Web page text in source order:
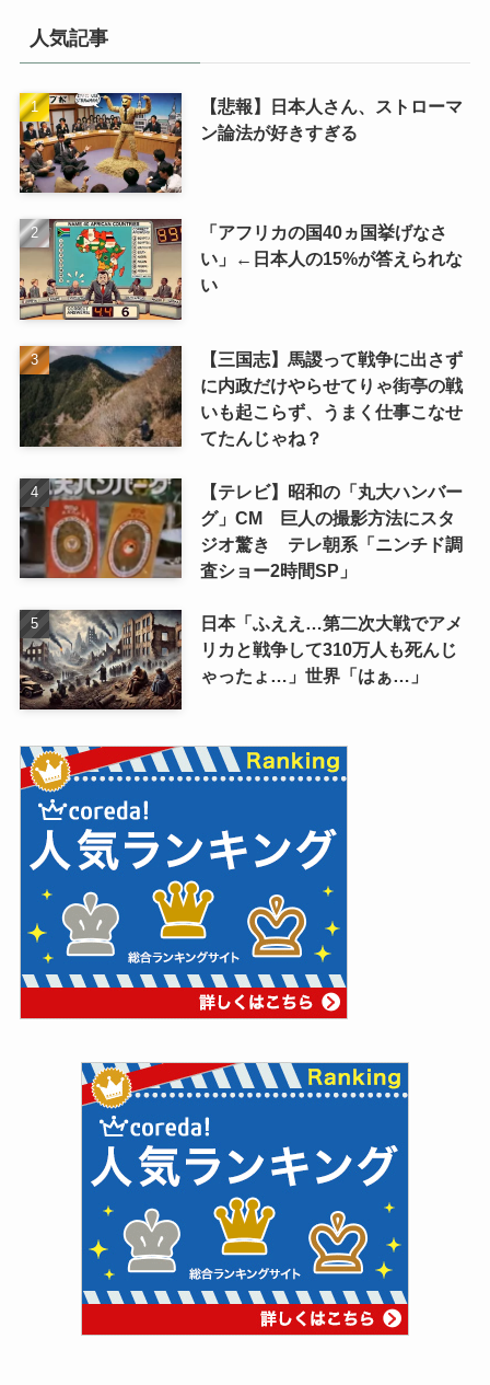
人気記事
【悲報】日本人さん、ストローマ
ン論法が好きすぎる
「アフリカの国40ヵ国挙げなさ
い」←日本人の15%が答えられな
い
【三国志】馬謖って戦争に出さず
に内政だけやらせてりゃ街亭の戦
いも起こらず、うまく仕事こなせ
てたんじゃね？
【テレビ】昭和の「丸大ハンバー
グ」CM 巨人の撮影方法にスタ
ジオ驚き テレ朝系「ニンチド調
査ショー2時間SP」
日本「ふええ…第二次大戦でアメ
リカと戦争して310万人も死んじ
ゃったょ…」世界「はぁ…」